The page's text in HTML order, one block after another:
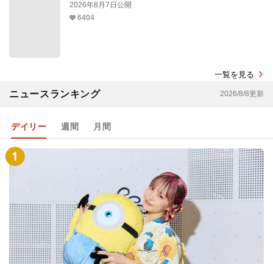
2026年8月7日公開
6404
一覧を見る
ニュースランキング 2026/8/8更新
デイリー 週間 月間